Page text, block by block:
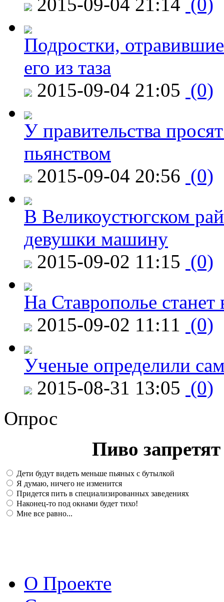
Подростки,
его из таза
2015-09-04 21:05 (0)
У правительства
пьянством
2015-09-04 20:56 (0)
В Великоустюгском
девушки машину
2015-09-02 11:15 (0)
На Ставрополье
2015-09-02 11:11 (0)
Ученые определили
2015-08-31 13:05 (0)
Опрос
Пиво
Дети будут видеть меньше пьяных с бутылкой
Я думаю, ничего не изменится
Придется пить в специализированных заведениях
Наконец-то под окнами будет тихо!
Мне все равно...
О Проекте